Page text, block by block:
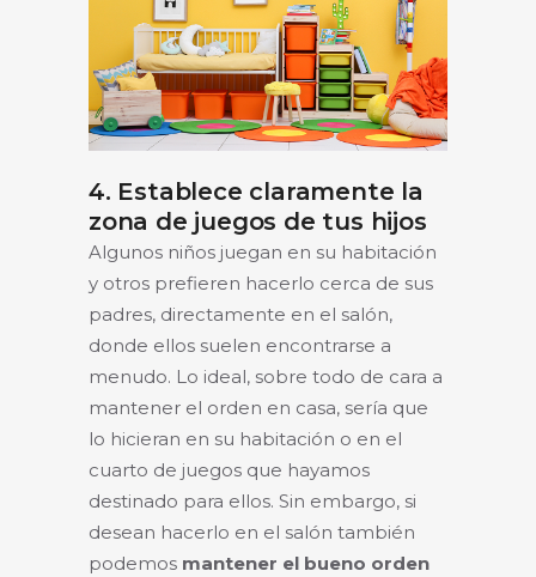
4. Establece claramente la
zona de juegos de tus hijos
Algunos niños juegan en su habitación
y otros prefieren hacerlo cerca de sus
padres, directamente en el salón,
donde ellos suelen encontrarse a
menudo. Lo ideal, sobre todo de cara a
mantener el orden en casa, sería que
lo hicieran en su habitación o en el
cuarto de juegos que hayamos
destinado para ellos. Sin embargo, si
desean hacerlo en el salón también
podemos mantener el bueno orden